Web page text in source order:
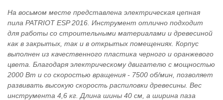
На восьмом месте представлена электрическая цепная
пила PATRIOT ESP 2016. Инструмент отлично подходит
для работы со строительными материалами и древесиной
как в закрытых, так и в открытых помещениях. Корпус
выполнен из качественного пластика черного и оранжевого
цвета. Благодаря электрическому двигателю с мощностью
2000 Вт и со скоростью вращения - 7500 об/мин, позволяет
развивать высокую скорость распиловки древесины. Вес
инструмента 4,6 кг. Длина шины 40 см, а ширина паза